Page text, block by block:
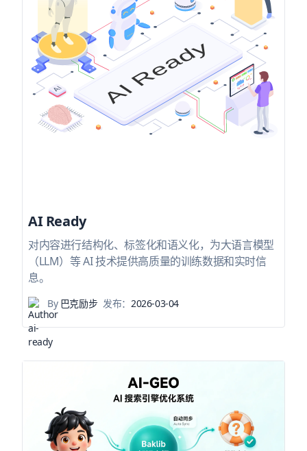
AI Ready
对内容进行结构化、标签化和语义化，为大语言模型
（LLM）等 AI 技术提供高质量的训练数据和实时信
息。
By巴克励步 发布：2026-03-04